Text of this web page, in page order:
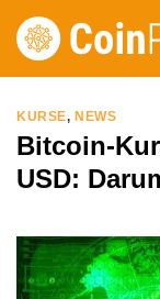
Zum
Inhalt
KURSE,NEWS
Bitcoin-
USD: